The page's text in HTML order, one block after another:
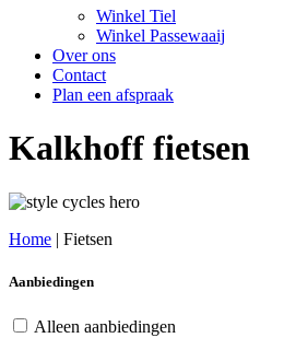
Winkel Tiel
Winkel Passewaaij
Over ons
Contact
Plan een afspraak
Kalkhoff fietsen
Home | Fietsen
Aanbiedingen
Alleen aanbiedingen